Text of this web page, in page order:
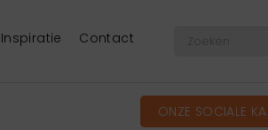
Inspiratie Contact
ONZE SOCIALE